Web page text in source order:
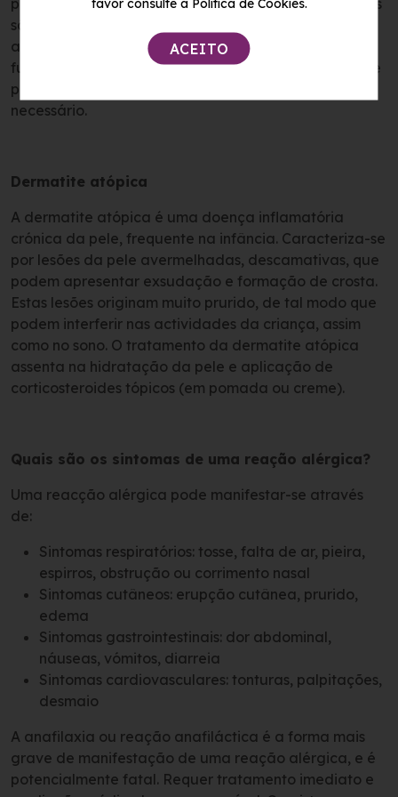
ACEITO
pediátrica os fármacos mais comummente envolvidos
são os antibióticos betalactâmicos (penicilinas) e os
anti-inflamatórios não esteroides. Mais uma vez é
fundamental a confirmação diagnóstica, para que se
possa instituir o tratamento mais adequado quando
necessário.
Dermatite atópica
A dermatite atópica é uma doença inflamatória
crónica da pele, frequente na infância. Caracteriza-se
por lesões da pele avermelhadas, descamativas, que
podem apresentar exsudação e formação de crosta.
Estas lesões originam muito prurido, de tal modo que
podem interferir nas actividades da criança, assim
como no sono. O tratamento da dermatite atópica
assenta na hidratação da pele e aplicação de
corticosteroides tópicos (em pomada ou creme).
Quais são os sintomas de uma reação alérgica?
Uma reacção alérgica pode manifestar-se através
de:
Sintomas respiratórios: tosse, falta de ar, pieira,
espirros, obstrução ou corrimento nasal
Sintomas cutâneos: erupção cutânea, prurido,
edema
Sintomas gastrointestinais: dor abdominal,
náuseas, vómitos, diarreia
Sintomas cardiovasculares: tonturas, palpitações,
desmaio
A anafilaxia ou reação anafiláctica é a forma mais
grave de manifestação de uma reação alérgica, e é
potencialmente fatal. Requer tratamento imediato e